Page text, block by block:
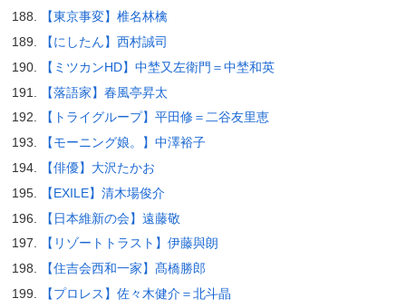
【東京事変】椎名林檎
【にしたん】西村誠司
【ミツカンHD】中埜又左衛門＝中埜和英
【落語家】春風亭昇太
【トライグループ】平田修＝二谷友里恵
【モーニング娘。】中澤裕子
【俳優】大沢たかお
【EXILE】清木場俊介
【日本維新の会】遠藤敬
【リゾートトラスト】伊藤與朗
【住吉会西和一家】髙橋勝郎
【プロレス】佐々木健介＝北斗晶